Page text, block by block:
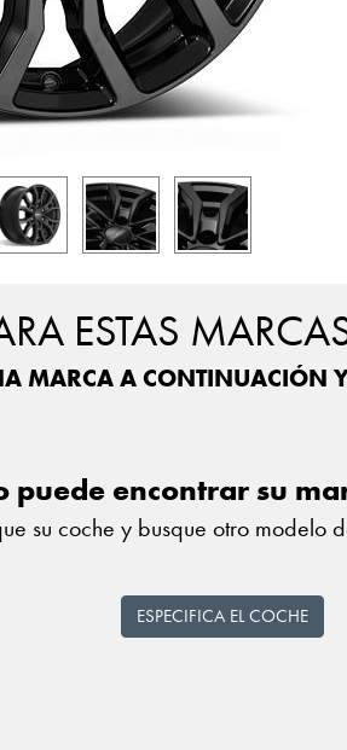
ESTAS
MARCA A CONTINUACIÓN
puede encontrar su
su coche y busque otro modelo
ESPECIFICA EL COCHE